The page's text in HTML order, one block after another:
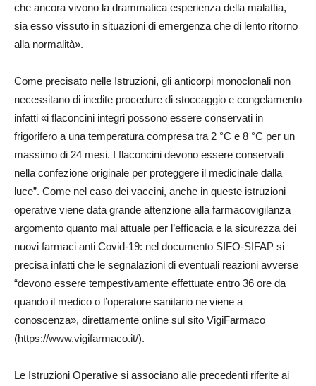
che ancora vivono la drammatica esperienza della malattia,
sia esso vissuto in situazioni di emergenza che di lento ritorno
alla normalità».
Come precisato nelle Istruzioni, gli anticorpi monoclonali non
necessitano di inedite procedure di stoccaggio e congelamento
infatti «i flaconcini integri possono essere conservati in
frigorifero a una temperatura compresa tra 2 °C e 8 °C per un
massimo di 24 mesi. I flaconcini devono essere conservati
nella confezione originale per proteggere il medicinale dalla
luce”. Come nel caso dei vaccini, anche in queste istruzioni
operative viene data grande attenzione alla farmacovigilanza
argomento quanto mai attuale per l’efficacia e la sicurezza dei
nuovi farmaci anti Covid-19: nel documento SIFO-SIFAP si
precisa infatti che le segnalazioni di eventuali reazioni avverse
“devono essere tempestivamente effettuate entro 36 ore da
quando il medico o l’operatore sanitario ne viene a
conoscenza», direttamente online sul sito VigiFarmaco
(https://www.vigifarmaco.it/).
Le Istruzioni Operative si associano alle precedenti riferite ai